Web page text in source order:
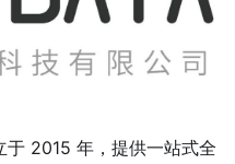
于 2015 年，提供一站式全